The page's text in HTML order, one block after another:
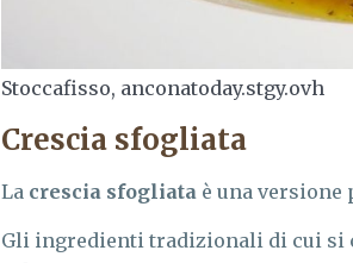
Stoccafisso, anconatoday.stgy.ovh
Crescia sfogliata
La crescia sfogliata è una versione
Gli ingredienti tradizionali di cui si